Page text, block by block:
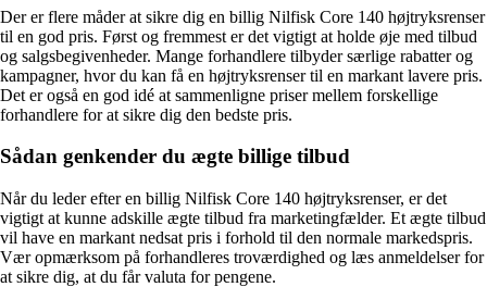
Der er flere måder at sikre dig en billig Nilfisk Core 140 højtryksrenser
til en god pris. Først og fremmest er det vigtigt at holde øje med tilbud
og salgsbegivenheder. Mange forhandlere tilbyder særlige rabatter og
kampagner, hvor du kan få en højtryksrenser til en markant lavere pris.
Det er også en god idé at sammenligne priser mellem forskellige
forhandlere for at sikre dig den bedste pris.
Sådan genkender du ægte billige tilbud
Når du leder efter en billig Nilfisk Core 140 højtryksrenser, er det
vigtigt at kunne adskille ægte tilbud fra marketingfælder. Et ægte tilbud
vil have en markant nedsat pris i forhold til den normale markedspris.
Vær opmærksom på forhandleres troværdighed og læs anmeldelser for
at sikre dig, at du får valuta for pengene.